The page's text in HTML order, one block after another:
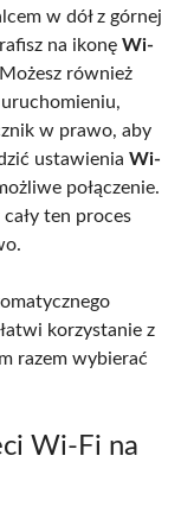
w dół z górnej
na ikonę Wi-
również
w prawo, aby
ustawienia Wi-
połączenie.
ten proces
korzystanie z
razem wybierać
Wi-Fi na